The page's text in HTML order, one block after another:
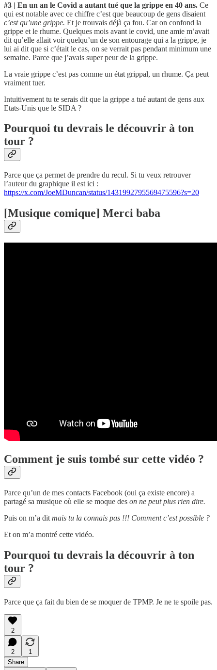
#3 | En un an le Covid a autant tué que la grippe en 40 ans. Ce
qui est notable avec ce chiffre c’est que beaucoup de gens disaient
c’est qu’une grippe. Et je trouvais déjà ça fou. Car on confond la
grippe et le rhume. Quelques mois avant le covid, une amie m’avait
dit qu’elle allait voir quelqu’un de son entourage qui a la grippe, je
lui ai dit que si c’était le cas, on se verrait pas pendant minimum une
semaine. Parce que j’avais super peur de la grippe.
La vraie grippe c’est pas comme un état grippal, un rhume. Ça peut
vraiment tuer.
Intuitivement tu te serais dit que la grippe a tué autant de gens aux
Etats-Unis que le SIDA ?
Pourquoi tu devrais le découvrir à ton
tour ?
Parce que ça permet de prendre du recul. Si tu veux retrouver
l’auteur du graphique il est ici :
https://x.com/JoeMDuncan/status/1431992795569475596?s=20
[Musique comique] Merci baba
Comment je suis tombé sur cette vidéo ?
Parce qu’un de mes contacts Facebook (oui ça existe encore) a
partagé sa musique où elle se moque des on ne peut plus rien dire.
Puis on m’a dit mais tu la connais pas !!! Comment c’est possible ?
Et on m’a montré cette vidéo.
Pourquoi tu devrais la découvrir à ton
tour ?
Parce que ça fait du bien de se moquer de TPMP. Je ne te spoile pas.
2
2
1
Share